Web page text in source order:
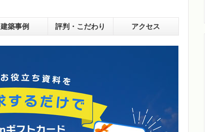
建築事例 評判・こだわり アクセス